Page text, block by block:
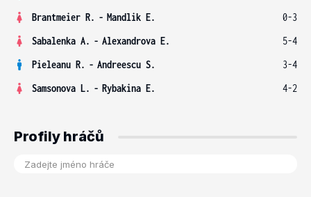
Brantmeier R. - Mandlik E.
0-3
Sabalenka A. - Alexandrova E.
5-4
Pieleanu R. - Andreescu S.
3-4
Samsonova L. - Rybakina E. 4-2
Profily hráčů